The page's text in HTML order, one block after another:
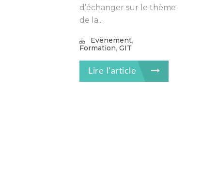
d’échanger sur le thème
de la...
Evènement,
Formation, GIT
Lire l'article